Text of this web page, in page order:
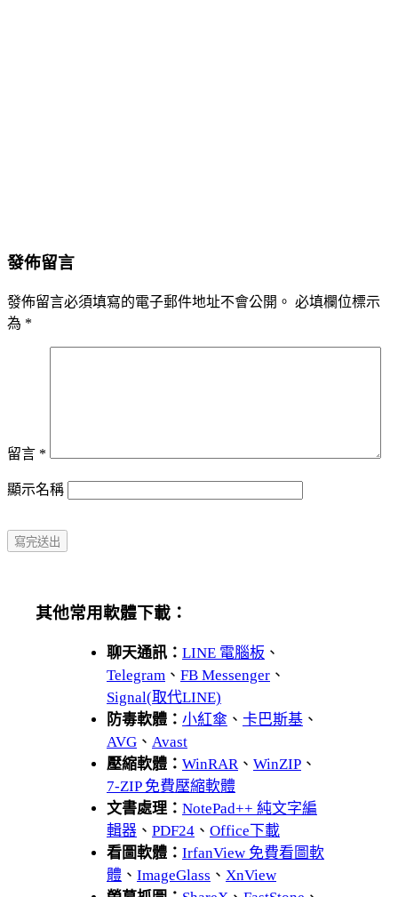
發佈留言
發佈留言必須填寫的電子郵件地址不會公開。 必填欄位標示
為 *
留言 *
顯示名稱
其他常用軟體下載：
聊天通訊： LINE 電腦板 、
Telegram 、 FB Messenger 、
Signal(取代LINE)
防毒軟體： 小紅傘 、 卡巴斯基 、
AVG 、 Avast
壓縮軟體： WinRAR、 WinZIP 、
7-ZIP 免費壓縮軟體
文書處理： NotePad++ 純文字編
輯器 、 PDF24 、 Office下載
看圖軟體： IrfanView 免費看圖軟
體 、 ImageGlass 、 XnView